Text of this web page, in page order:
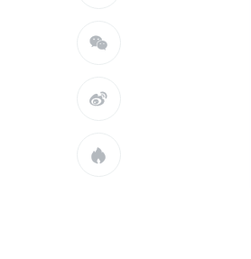


